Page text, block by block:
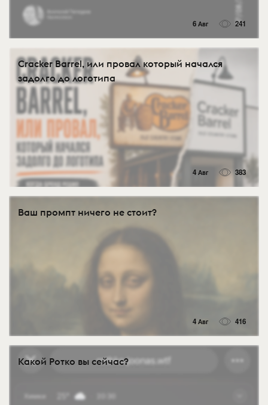
6 Авг 241
Cracker Barrel, или провал который начался
задолго до логотипа
4 Авг 383
Ваш промпт ничего не стоит?
4 Авг 416
Какой Ротко вы сейчас?